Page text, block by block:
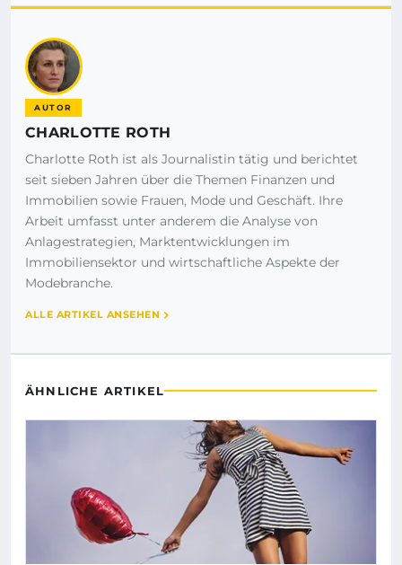
AUTOR
CHARLOTTE ROTH
Charlotte Roth ist als Journalistin tätig und berichtet
seit sieben Jahren über die Themen Finanzen und
Immobilien sowie Frauen, Mode und Geschäft. Ihre
Arbeit umfasst unter anderem die Analyse von
Anlagestrategien, Marktentwicklungen im
Immobiliensektor und wirtschaftliche Aspekte der
Modebranche.
ALLE ARTIKEL ANSEHEN
ÄHNLICHE ARTIKEL